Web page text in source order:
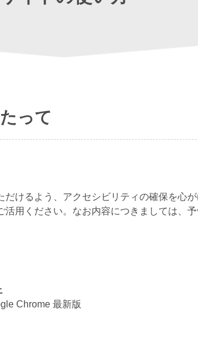
って
けるよう、アクセシビリティの確保を心
用ください。なお内容につきましては、
Chrome 最新版